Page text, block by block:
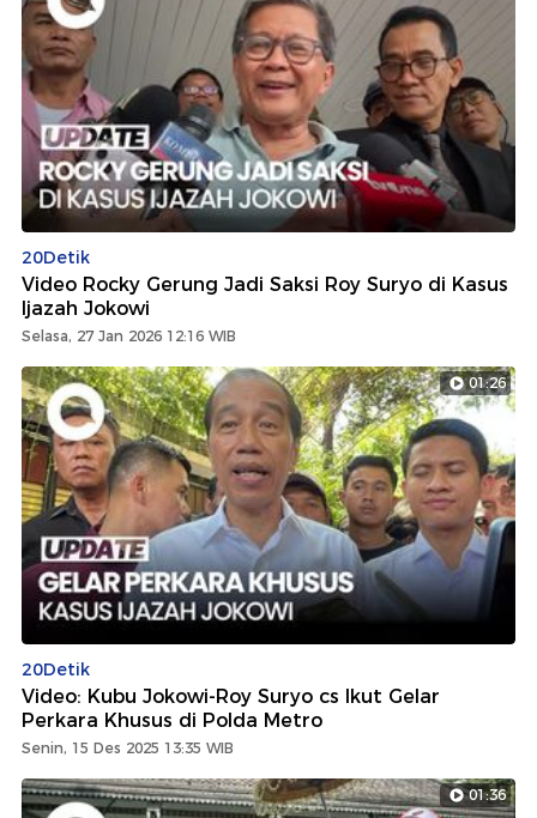
20Detik
Video Rocky Gerung Jadi Saksi Roy Suryo di Kasus
Ijazah Jokowi
Selasa, 27 Jan 2026 12:16 WIB
01:26
20Detik
Video: Kubu Jokowi-Roy Suryo cs Ikut Gelar
Perkara Khusus di Polda Metro
Senin, 15 Des 2025 13:35 WIB
01:36